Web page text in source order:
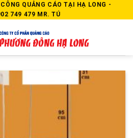
QUẢNG CÁO TẠI HẠ LONG -
749 479 MR. TÚ